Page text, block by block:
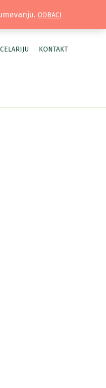
MOJ NALOG
KONTAKT
ODBACI